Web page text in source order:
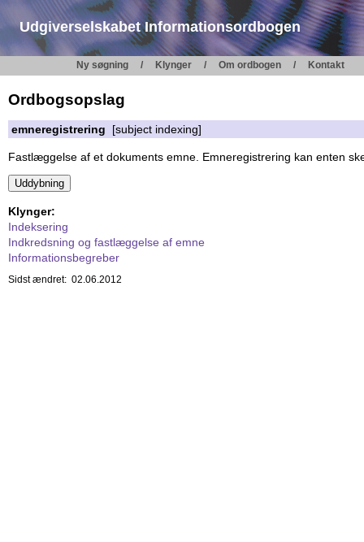
Udgiverselskabet Informationsordbogen
Ny søgning Klynger Om ordbogen Kontakt
Ordbogsopslag
emneregistrering [subject indexing]
Fastlæggelse af et dokuments emne. Emneregistrering kan enten
Klynger:
Indeksering
Indkredsning og fastlæggelse af emne
Informationsbegreber
Sidst ændret: 02.06.2012